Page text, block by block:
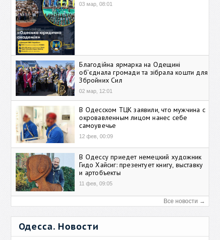
03 мар, 08:01
Благодійна ярмарка на Одещині
об’єднала громади та зібрала кошти для
Збройних Сил
02 мар, 12:01
В Одесском ТЦК заявили, что мужчина с
окровавленным лицом нанес себе
самоувечье
12 фев, 00:09
В Одессу приедет немецкий художник
Гидо Хайсиг: презентует книгу, выставку
и артобъекты
11 фев, 09:05
Все новости →
Одесса. Новости